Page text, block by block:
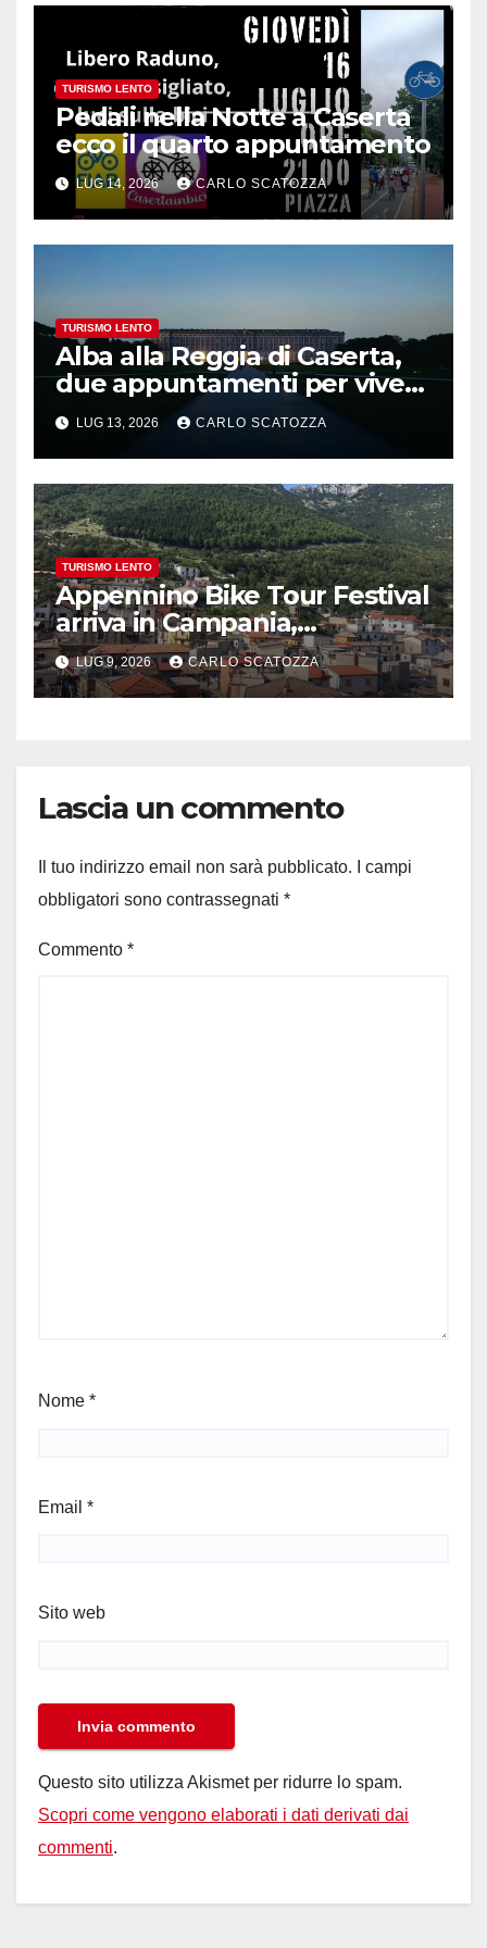
TURISMO LENTO
Pedali nella Notte a Caserta
ecco il quarto appuntamento
LUG 14, 2026 CARLO SCATOZZA
TURISMO LENTO
Alba alla Reggia di Caserta,
due appuntamenti per vivere
la magia
LUG 13, 2026 CARLO SCATOZZA
TURISMO LENTO
Appennino Bike Tour Festival
arriva in Campania,
appuntamento a Valle
Agricola
LUG 9, 2026 CARLO SCATOZZA
Lascia un commento
Il tuo indirizzo email non sarà pubblicato.
I campi
obbligatori sono contrassegnati *
Commento *
Nome *
Email *
Sito web
Questo sito utilizza Akismet per ridurre lo spam.
Scopri come vengono elaborati i dati derivati dai
commenti.